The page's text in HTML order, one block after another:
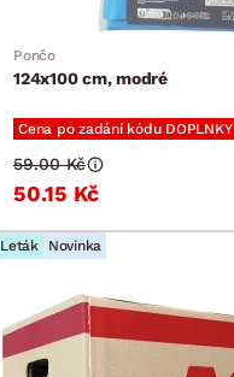
Pončo
124x100 cm, modré
Cena po zadání kódu DOPLNKY
50.15 Kč
59.00 Kč
Leták Novinka